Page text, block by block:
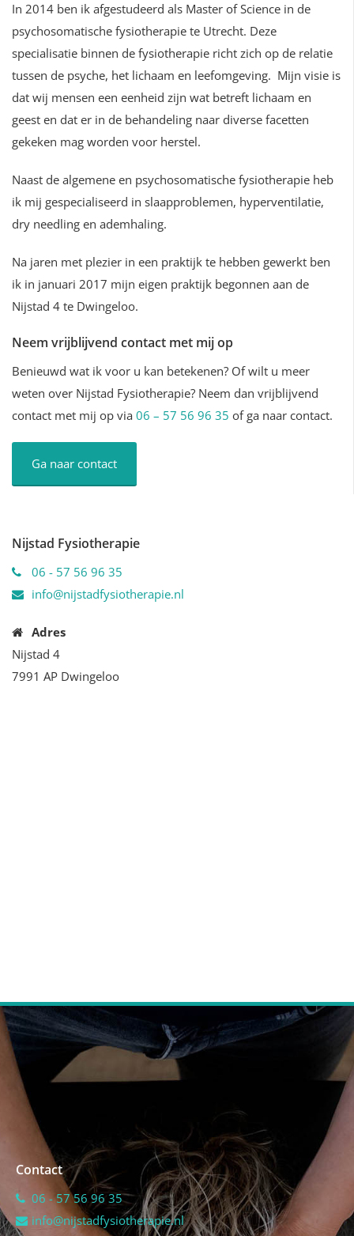
In 2014 ben ik afgestudeerd als Master of Science in de
psychosomatische fysiotherapie te Utrecht. Deze
specialisatie binnen de fysiotherapie richt zich op de relatie
tussen de psyche, het lichaam en leefomgeving. Mijn visie is
dat wij mensen een eenheid zijn wat betreft lichaam en
geest en dat er in de behandeling naar diverse facetten
gekeken mag worden voor herstel.
Naast de algemene en psychosomatische fysiotherapie heb
ik mij gespecialiseerd in slaapproblemen, hyperventilatie,
dry needling en ademhaling.
Na jaren met plezier in een praktijk te hebben gewerkt ben
ik in januari 2017 mijn eigen praktijk begonnen aan de
Nijstad 4 te Dwingeloo.
Neem vrijblijvend contact met mij op
Benieuwd wat ik voor u kan betekenen? Of wilt u meer
weten over Nijstad Fysiotherapie? Neem dan vrijblijvend
contact met mij op via 06 – 57 56 96 35 of ga naar contact.
Ga naar contact
Nijstad Fysiotherapie
06 - 57 56 96 35
info@nijstadfysiotherapie.nl
Adres
Nijstad 4
7991 AP Dwingeloo
Contact
06 - 57 56 96 35
info@nijstadfysiotherapie.nl